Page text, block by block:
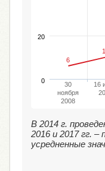
6
30
ноября
2008
16
0
20
В 2014 г.
2016 и 2017 гг. –
усредненные